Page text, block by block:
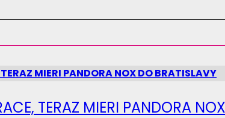
TERAZ MIERI PANDORA